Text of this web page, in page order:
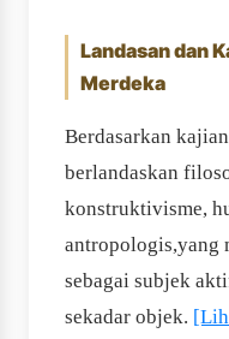
Landasan dan
Merdeka
Berdasarkan
berlandaskan
konstruktivisme,
antropologis,yang
sebagai subjek
sekadar objek.